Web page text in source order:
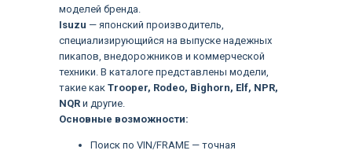
моделей бренда.
Isuzu — японский производитель,
специализирующийся на выпуске надежных
пикапов, внедорожников и коммерческой
техники. В каталоге представлены модели,
такие как Trooper, Rodeo, Bighorn, Elf, NPR,
NQR и другие.
Основные возможности:
Поиск по VIN/FRAME — точная